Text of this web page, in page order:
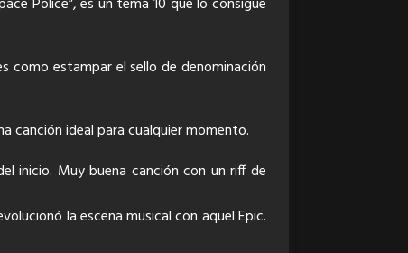
como estampar el sello de denominación
canción ideal para cualquier momento.
inicio. Muy buena canción con un riff de
la escena musical con aquel Epic.